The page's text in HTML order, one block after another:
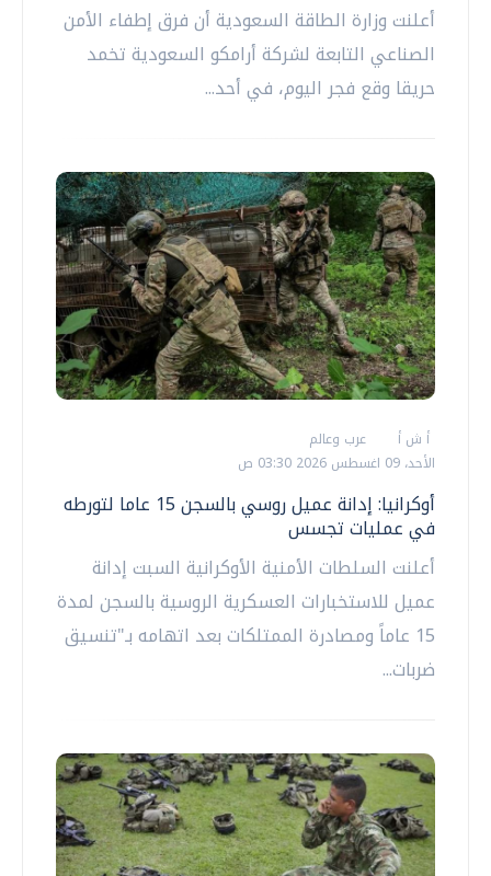
أعلنت وزارة الطاقة السعودية أن فرق إطفاء الأمن
الصناعي التابعة لشركة أرامكو السعودية تخمد
حريقا وقع فجر اليوم، في أحد...
أ ش أ
عرب وعالم
الأحد، 09 اغسطس 2026 03:30 ص
أوكرانيا: إدانة عميل روسي بالسجن 15 عاما لتورطه
في عمليات تجسس
أعلنت السلطات الأمنية الأوكرانية السبت إدانة
عميل للاستخبارات العسكرية الروسية بالسجن لمدة
15 عاماً ومصادرة الممتلكات بعد اتهامه بـ"تنسيق
ضربات...